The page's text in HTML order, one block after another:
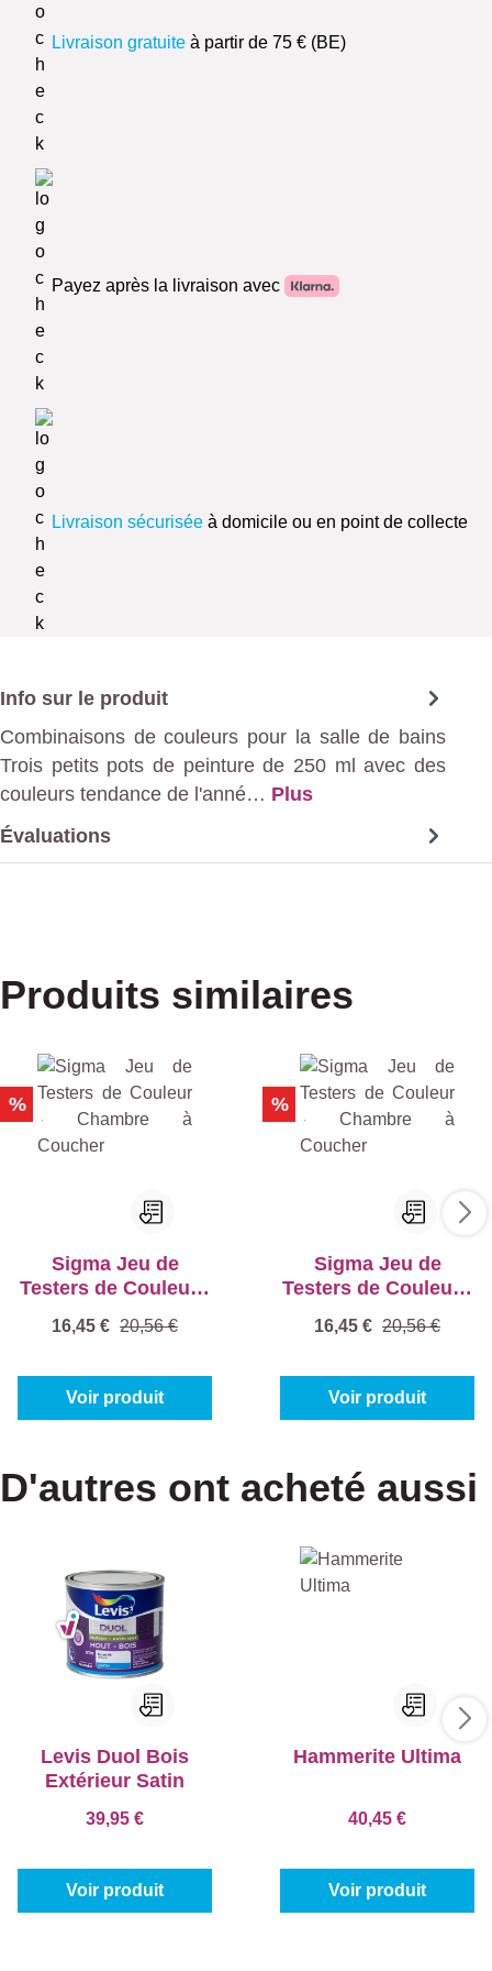
Livraison gratuite à partir de 75 € (BE)
Payez après la livraison avec
Livraison sécurisée à domicile ou en point de collecte
Info sur le produit
Combinaisons de couleurs pour la salle de bains
Trois petits pots de peinture de 250 ml avec des
couleurs tendance de l'anné… Plus
Évaluations
Produits similaires
%
Sigma Jeu de
Testers de Couleur -
16,45 € 20,56 €
Voir produit
%
Sigma Jeu de
Testers de Couleur -
16,45 € 20,56 €
Voir produit
D'autres ont acheté aussi
Levis Duol Bois
Extérieur Satin
39,95 €
Voir produit
Hammerite Ultima
40,45 €
Voir produit